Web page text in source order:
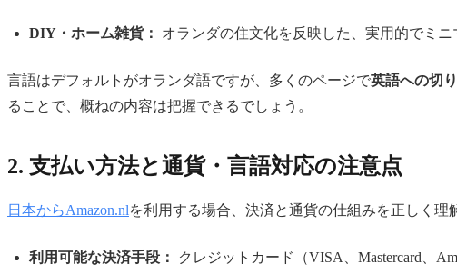
DIY・ホーム雑貨： オランダの住文化を反映した、実用的でミニ
言語はデフォルトがオランダ語ですが、多くのページで英語への切
ることで、概ねの内容は把握できるでしょう。
2. 支払い方法と通貨・言語対応の注意点
日本からAmazon.nlを利用する場合、決済と通貨の仕組みを正しく理
利用可能な決済手段：
クレジットカード（VISA、Mastercard、